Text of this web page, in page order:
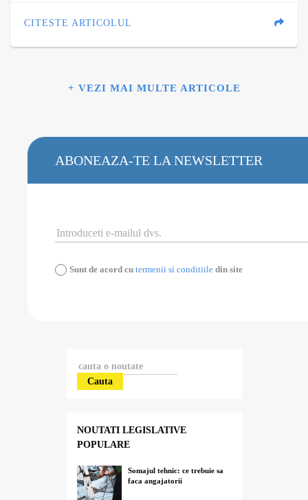
CITESTE ARTICOLUL
+ VEZI MAI MULTE ARTICOLE
ABONEAZA-TE LA NEWSLETTER
Sunt de acord cu termenii si conditiile din site
Cauta
NOUTATI LEGISLATIVE
POPULARE
Somajul tehnic: ce trebuie sa
faca angajatorii